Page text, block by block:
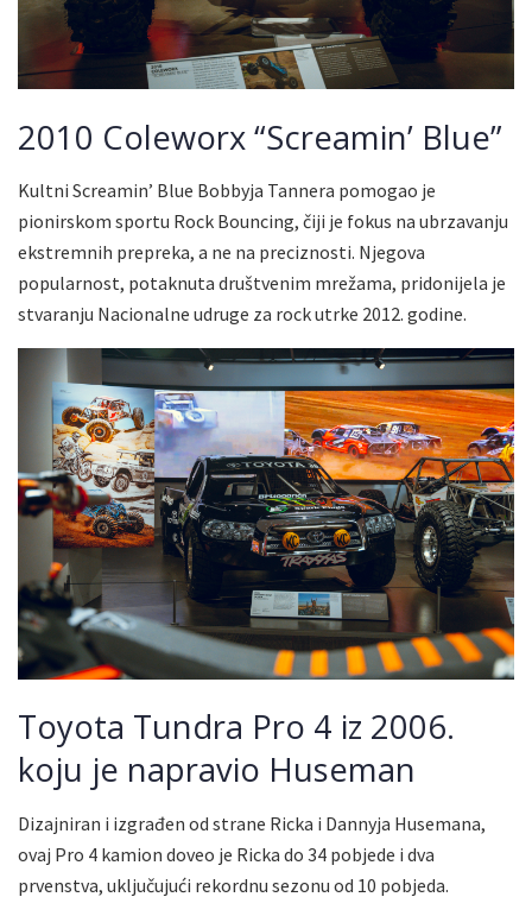
2010 Coleworx “Screamin’ Blue”
Kultni Screamin’ Blue Bobbyja Tannera pomogao je
pionirskom sportu Rock Bouncing, čiji je fokus na ubrzavanju
ekstremnih prepreka, a ne na preciznosti. Njegova
popularnost, potaknuta društvenim mrežama, pridonijela je
stvaranju Nacionalne udruge za rock utrke 2012. godine.
Toyota Tundra Pro 4 iz 2006.
koju je napravio Huseman
Dizajniran i izgrađen od strane Ricka i Dannyja Husemana,
ovaj Pro 4 kamion doveo je Ricka do 34 pobjede i dva
prvenstva, uključujući rekordnu sezonu od 10 pobjeda.